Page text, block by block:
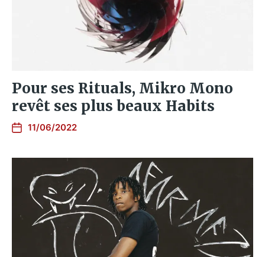
Pour ses Rituals, Mikro Mono
revêt ses plus beaux Habits
11/06/2022